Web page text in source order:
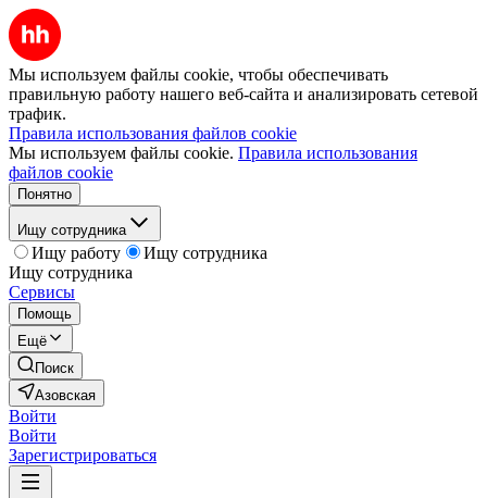
Мы используем файлы cookie, чтобы обеспечивать
правильную работу нашего веб-сайта и анализировать сетевой
трафик.
Правила использования файлов cookie
Мы используем файлы cookie. Правила использования
файлов cookie
Понятно
Ищу сотрудника
Ищу работу
Ищу сотрудника
Ищу сотрудника
Сервисы
Помощь
Ещё
Поиск
Азовская
Войти
Войти
Зарегистрироваться